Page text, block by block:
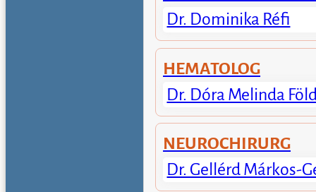
Dr. Dominika Réfi
HEMATOLOG
Dr. Dóra Melinda
NEUROCHIRURG
Dr. Gellérd Márkos-